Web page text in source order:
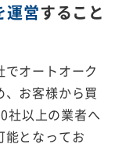
運営すること
オートオーク
、お客様から買
社以上の業者へ
能となってお